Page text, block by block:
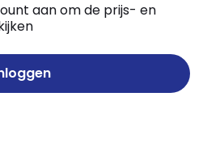
aan om de prijs- en